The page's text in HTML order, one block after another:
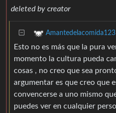
deleted by creator
Amantedelacomida123
Esto no es más que la pura
momento la cultura pueda
cosas , no creo que sea
argumentar es que creo que
convencerse a uno mismo
puedes ver en cualquier